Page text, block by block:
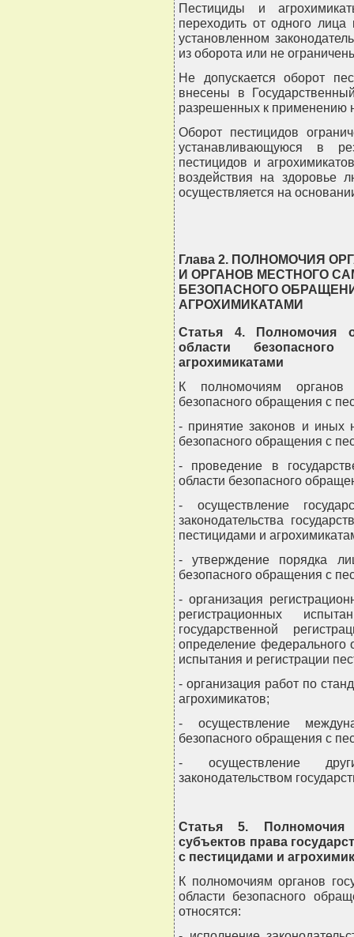
Пестициды и
переходить от одного
установленном
из оборота или не
Не допускается оборот
внесены в
разрешенных к применению
Оборот пестицидов
устанавливающуюся в
пестицидов и
воздействия на здоровье
осуществляется на
Глава 2. ПОЛНОМОЧИЯ
И ОРГАНОВ МЕСТНОГО
БЕЗОПАСНОГО
АГРОХИМИКАТАМИ
Статья 4. Полномочия
области
агрохимикатами
К полномочиям органов
безопасного обращения с
- принятие законов и иных
безопасного обращения с
- проведение в
области безопасного
- осуществление
законодательства
пестицидами и
- утверждение порядка
безопасного обращения с
- организация
регистрационных
государственной
определение федерального
испытания и регистрации
- организация работ по
агрохимикатов;
- осуществление
безопасного обращения с
- осуществление
законодательством
Статья 5. Полномочия
субъектов права
с пестицидами и
К полномочиям органов
области безопасного
относятся: